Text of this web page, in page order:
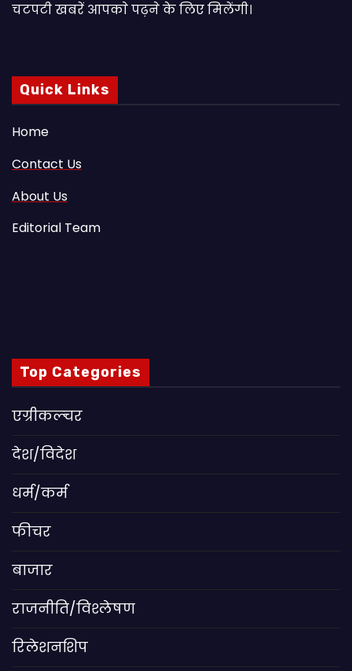
चटपटी खबरें आपकाे पढ़ने के लिए मिलेंगी।
Quick Links
Home
Contact Us
About Us
Editorial Team
Top Categories
एग्रीकल्चर
देश/विदेश
धर्म/कर्म
फीचर
बाजार
राजनीति/विश्लेषण
रिलेशनशिप